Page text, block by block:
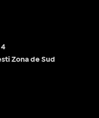
4
Zona de Sud